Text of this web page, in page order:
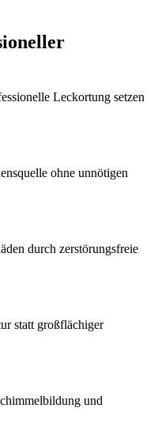
Leckortung setzen
ohne unnötigen
durch zerstörungsfreie
statt großflächiger
und